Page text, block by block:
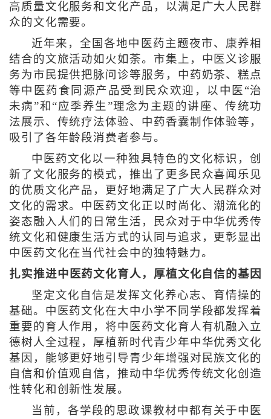
高质量文化服务和文化产品，以满足广大人民群
众的文化需要。
近年来，全国各地中医药主题夜市、康养相
结合的文旅活动如火如荼。市集上，中医义诊服
务为市民提供把脉问诊等服务，中药奶茶、糕点
等中医药食同源产品受到民众欢迎，以中医“治
未病”和“应季养生”理念为主题的讲座、传统功
法展示、传统疗法体验、中药香囊制作体验等，
吸引了各年龄段消费者参与。
中医药文化以一种独具特色的文化标识，创
新了文化服务的模式，推出了更多民众喜闻乐见
的优质文化产品，更好地满足了广大人民群众对
文化的需求。中医药文化正以时尚化、潮流化的
姿态融入人们的日常生活，民众对于中华优秀传
统文化和健康生活方式的认同与追求，更彰显出
中医药文化在当代社会中的独特魅力。
扎实推进中医药文化育人，厚植文化自信的基因
坚定文化自信是发挥文化养心志、育情操的
基础。中医药文化在大中小学不同学段都发挥着
重要的育人作用，将中医药文化育人有机融入立
德树人全过程，厚植新时代青少年中华优秀文化
基因，能够更好地引导青少年增强对民族文化的
自信和价值观自信，推动中华优秀传统文化创造
性转化和创新性发展。
当前，各学段的思政课教材中都有关于中医